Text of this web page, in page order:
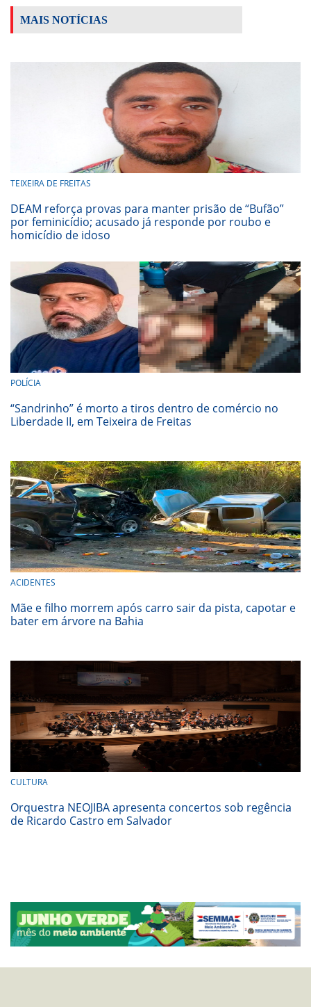
MAIS NOTÍCIAS
TEIXEIRA DE FREITAS
DEAM reforça provas para manter prisão de “Bufão”
por feminicídio; acusado já responde por roubo e
homicídio de idoso
POLÍCIA
“Sandrinho” é morto a tiros dentro de comércio no
Liberdade II, em Teixeira de Freitas
ACIDENTES
Mãe e filho morrem após carro sair da pista, capotar e
bater em árvore na Bahia
CULTURA
Orquestra NEOJIBA apresenta concertos sob regência
de Ricardo Castro em Salvador